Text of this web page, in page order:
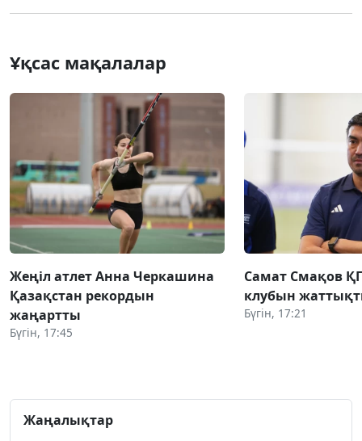
Ұқсас мақалалар
Жеңіл атлет Анна Черкашина
Қазақстан рекордын
жаңартты
Бүгін, 17:45
Самат Смақов
клубын
Бүгін, 17:21
Жаңалықтар